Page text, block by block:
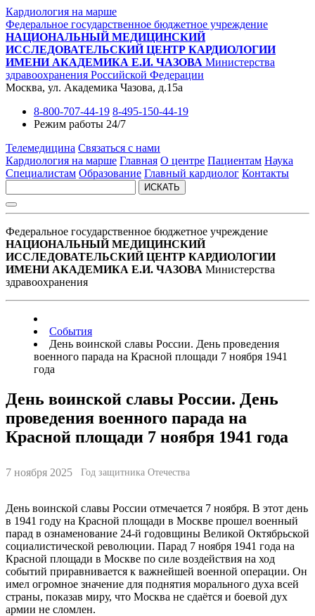
Кардиология на марше
Федеральное государственное бюджетное учреждение
НАЦИОНАЛЬНЫЙ МЕДИЦИНСКИЙ
ИССЛЕДОВАТЕЛЬСКИЙ ЦЕНТР КАРДИОЛОГИИ
ИМЕНИ АКАДЕМИКА Е.И. ЧАЗОВА Министерства
здравоохранения Российской Федерации
Москва, ул. Академика Чазова, д.15а
8-800-707-44-19 8-495-150-44-19
Режим работы 24/7
Телемедицина Связаться с нами
Кардиология на марше Главная О центре Пациентам Наука
Специалистам Образование Главный кардиолог Контакты
ИСКАТЬ
Федеральное государственное бюджетное учреждение
НАЦИОНАЛЬНЫЙ МЕДИЦИНСКИЙ
ИССЛЕДОВАТЕЛЬСКИЙ ЦЕНТР КАРДИОЛОГИИ
ИМЕНИ АКАДЕМИКА Е.И. ЧАЗОВА Министерства
здравоохранения
События
День воинской славы России. День проведения
военного парада на Красной площади 7 ноября 1941
года
День воинской славы России. День
проведения военного парада на
Красной площади 7 ноября 1941 года
7 ноября 2025 Год защитника Отечества
День воинской славы России отмечается 7 ноября. В этот день
в 1941 году на Красной площади в Москве прошел военный
парад в ознаменование 24-й годовщины Великой Октябрьской
социалистической революции. Парад 7 ноября 1941 года на
Красной площади в Москве по силе воздействия на ход
событий приравнивается к важнейшей военной операции. Он
имел огромное значение для поднятия морального духа всей
страны, показав миру, что Москва не сдаётся и боевой дух
армии не сломлен.